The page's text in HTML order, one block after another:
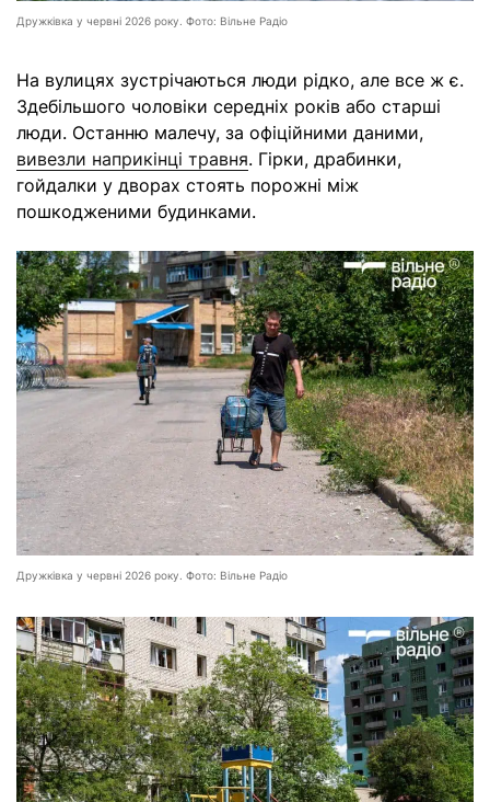
Дружківка у червні 2026 року. Фото: Вільне Радіо
На вулицях зустрічаються люди рідко, але все ж є.
Здебільшого чоловіки середніх років або старші
люди. Останню малечу, за офіційними даними,
вивезли наприкінці травня. Гірки, драбинки,
гойдалки у дворах стоять порожні між
пошкодженими будинками.
Дружківка у червні 2026 року. Фото: Вільне Радіо